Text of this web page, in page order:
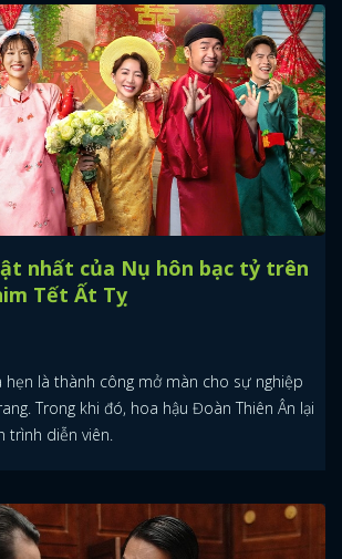
nhất của Nụ hôn bạc tỷ trên
Tết Ất Tỵ
hẹn là thành công mở màn cho sự nghiệp
Trong khi đó, hoa hậu Đoàn Thiên Ân lại
trình diễn viên.